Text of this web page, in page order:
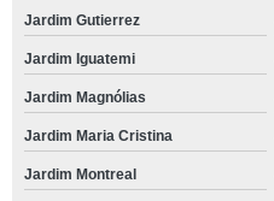
Jardim Gutierrez
Jardim Iguatemi
Jardim Magnólias
Jardim Maria Cristina
Jardim Montreal